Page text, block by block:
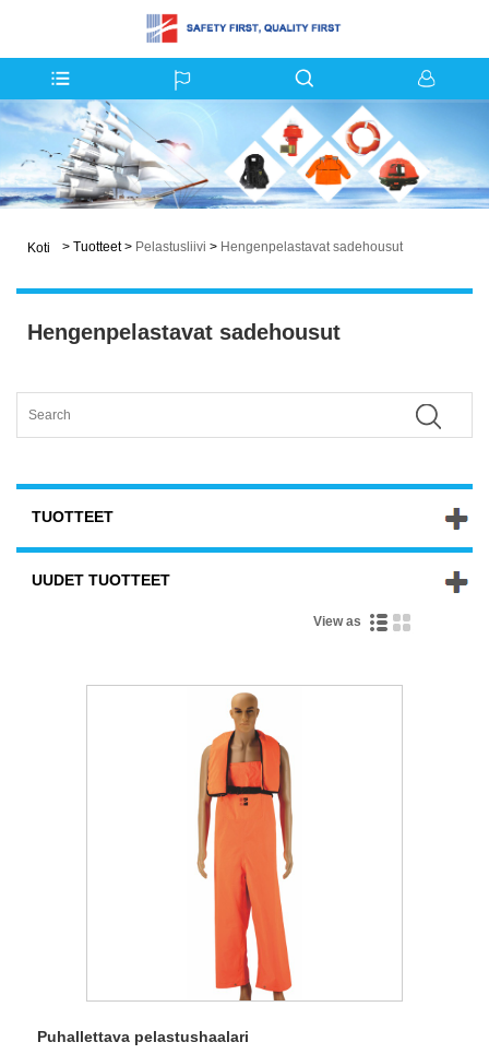
Koti > Tuotteet> Pelastusliivi > Hengenpelastavat sadehousut
Hengenpelastavat sadehousut
TUOTTEET
UUDET TUOTTEET
View as
Puhallettava pelastushaalari